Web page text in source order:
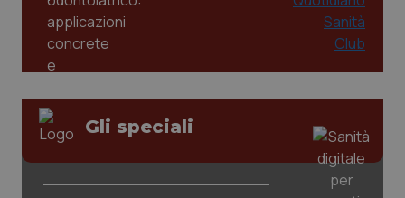
Gli speciali
www.quotidianosanita.it
5